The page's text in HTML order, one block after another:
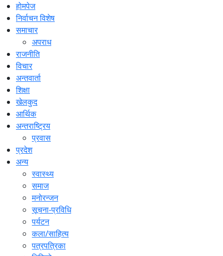
होमपेज
निर्वाचन विशेष
समाचार
अपराध
राजनीति
विचार
अन्तवार्ता
शिक्षा
खेलकुद
आर्थिक
अन्तराष्ट्रिय
प्रवास
प्रदेश
अन्य
स्वास्थ्य
समाज
मनोरन्जन
सूचना-प्रविधि
पर्यटन
कला/साहित्य
पत्रपत्रिका